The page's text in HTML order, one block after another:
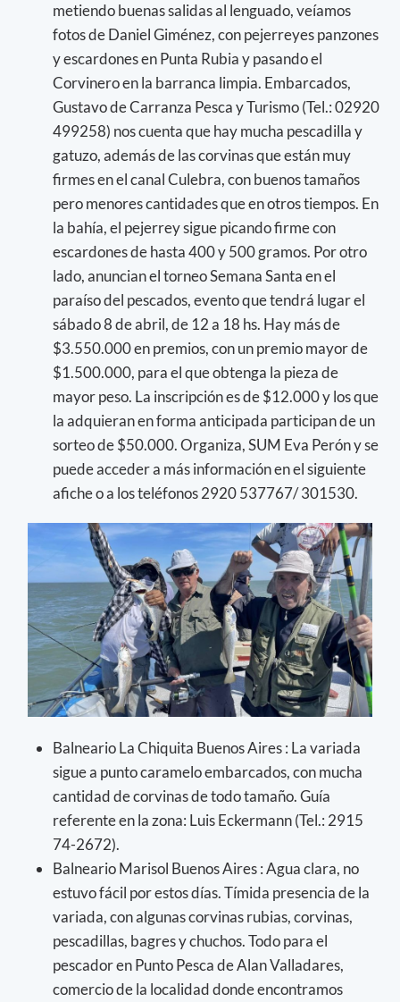
metiendo buenas salidas al lenguado, veíamos
fotos de Daniel Giménez, con pejerreyes panzones
y escardones en Punta Rubia y pasando el
Corvinero en la barranca limpia. Embarcados,
Gustavo de Carranza Pesca y Turismo (Tel.: 02920
499258) nos cuenta que hay mucha pescadilla y
gatuzo, además de las corvinas que están muy
firmes en el canal Culebra, con buenos tamaños
pero menores cantidades que en otros tiempos. En
la bahía, el pejerrey sigue picando firme con
escardones de hasta 400 y 500 gramos. Por otro
lado, anuncian el torneo Semana Santa en el
paraíso del pescados, evento que tendrá lugar el
sábado 8 de abril, de 12 a 18 hs. Hay más de
$3.550.000 en premios, con un premio mayor de
$1.500.000, para el que obtenga la pieza de
mayor peso. La inscripción es de $12.000 y los que
la adquieran en forma anticipada participan de un
sorteo de $50.000. Organiza, SUM Eva Perón y se
puede acceder a más información en el siguiente
afiche o a los teléfonos 2920 537767/ 301530.
Balneario La Chiquita Buenos Aires : La variada
sigue a punto caramelo embarcados, con mucha
cantidad de corvinas de todo tamaño. Guía
referente en la zona: Luis Eckermann (Tel.: 2915
74-2672).
Balneario Marisol Buenos Aires : Agua clara, no
estuvo fácil por estos días. Tímida presencia de la
variada, con algunas corvinas rubias, corvinas,
pescadillas, bagres y chuchos. Todo para el
pescador en Punto Pesca de Alan Valladares,
comercio de la localidad donde encontramos